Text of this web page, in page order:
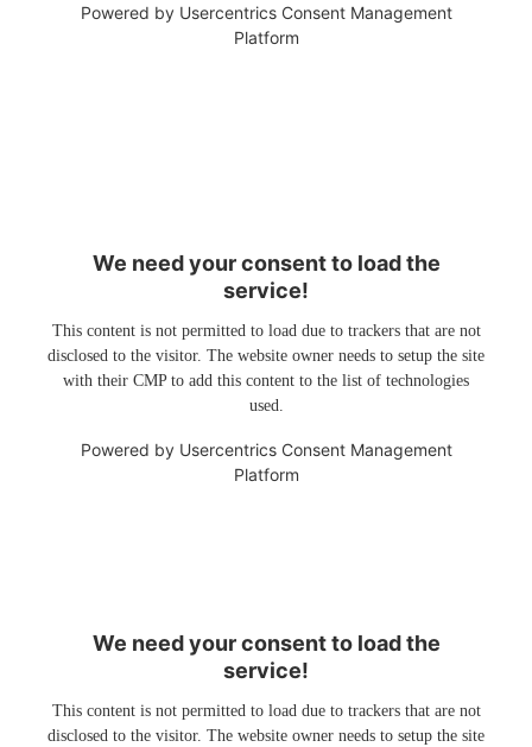
Powered by Usercentrics Consent Management
Platform
We need your consent to load the
service!
This content is not permitted to load due to trackers that are not
disclosed to the visitor. The website owner needs to setup the site
with their CMP to add this content to the list of technologies
used.
Powered by Usercentrics Consent Management
Platform
We need your consent to load the
service!
This content is not permitted to load due to trackers that are not
disclosed to the visitor. The website owner needs to setup the site